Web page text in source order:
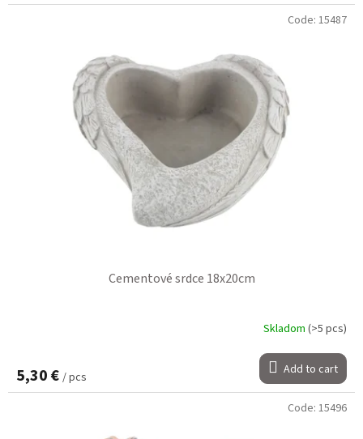
Cementové srdce 18x20cm
Skladom (>5 pcs)
5,30 € / pcs Add to cart
Code: 15487
Code: 15496